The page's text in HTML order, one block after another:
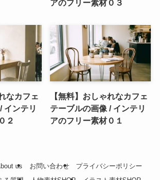
アのフリー素材０３
なカフェ
インテリ
２
【無料】おしゃれなカフェ
テーブルの画像 / インテリ
アのフリー素材０１
us お問い合わせ
プライバシーポリシー